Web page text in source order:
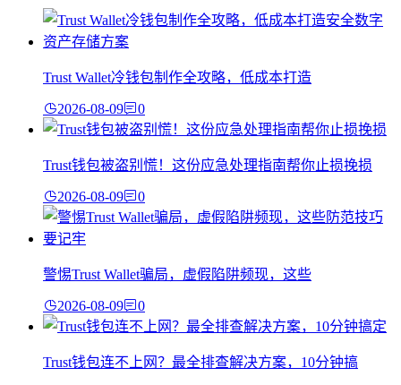
Trust Wallet冷钱包制作全攻略，低成本打造
2026-08-09 0
Trust钱包被盗别慌！这份应急处理指南帮你止损挽损
2026-08-09 0
警惕Trust Wallet骗局，虚假陷阱频现，这些
2026-08-09 0
Trust钱包连不上网？最全排查解决方案，10分钟搞